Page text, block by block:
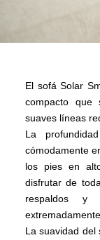
El sofá Solar
compacto que
suaves líneas
La
cómodamente
los pies en
disfrutar de
respaldos y
La suavidad del